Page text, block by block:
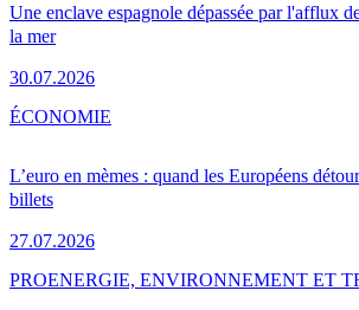
Une enclave espagnole dépassée par l'afflux
la mer
30.07.2026
L’euro en mèmes : quand les Européens
billets
27.07.2026
ÉCONOMIE
PROENERGIE, ENVIRONNEMENT ET